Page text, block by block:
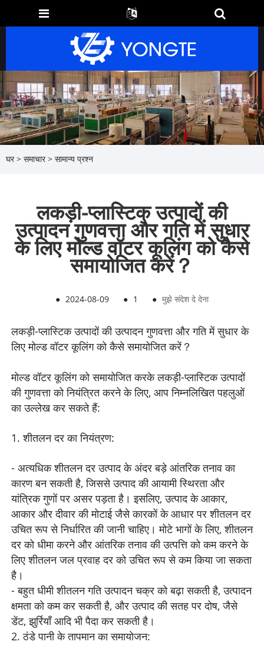
घर > समाचार> सामान्य प्रश्न
लकड़ी-प्लास्टिक उत्पादों की
उत्पादन गुणवत्ता और गति में सुधार
के लिए मोल्ड वॉटर कूलिंग को कैसे
समायोजित करें？
● 2024-08-09 ● 1 ● मुझे संदेश दे देना
लकड़ी-प्लास्टिक उत्पादों की उत्पादन गुणवत्ता और गति में सुधार के
लिए मोल्ड वॉटर कूलिंग को कैसे समायोजित करें？
मोल्ड वॉटर कूलिंग को समायोजित करके लकड़ी-प्लास्टिक उत्पादों
की गुणवत्ता को नियंत्रित करने के लिए, आप निम्नलिखित पहलुओं
का उल्लेख कर सकते हैं:
1. शीतलन दर का नियंत्रण:
- अत्यधिक शीतलन दर उत्पाद के अंदर बड़े आंतरिक तनाव का
कारण बन सकती है, जिससे उत्पाद की आयामी स्थिरता और
यांत्रिक गुणों पर असर पड़ता है। इसलिए, उत्पाद के आकार,
आकार और दीवार की मोटाई जैसे कारकों के आधार पर शीतलन दर
उचित रूप से निर्धारित की जानी चाहिए। मोटे भागों के लिए, शीतलन
दर को धीमा करने और आंतरिक तनाव की उत्पत्ति को कम करने के
लिए शीतलन जल प्रवाह दर को उचित रूप से कम किया जा सकता
है।
- बहुत धीमी शीतलन गति उत्पादन चक्र को बढ़ा सकती है, उत्पादन
क्षमता को कम कर सकती है, और उत्पाद की सतह पर दोष, जैसे
डेंट, झुर्रियाँ आदि भी पैदा कर सकती है।
2. ठंडे पानी के तापमान का समायोजन: